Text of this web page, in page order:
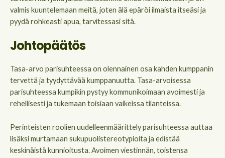
valmis kuuntelemaan meitä, joten älä epäröi ilmaista itseäsi ja
pyydä rohkeasti apua, tarvitessasi sitä.
Johtopäätös
Tasa-arvo parisuhteessa on olennainen osa kahden kumppanin
tervettä ja tyydyttävää kumppanuutta. Tasa-arvoisessa
parisuhteessa kumpikin pystyy kommunikoimaan avoimesti ja
rehellisesti ja tukemaan toisiaan vaikeissa tilanteissa.
Perinteisten roolien uudelleenmäärittely parisuhteessa auttaa
lisäksi murtamaan sukupuolistereotypioita ja edistää
keskinäistä kunnioitusta. Avoimen viestinnän, toistensa